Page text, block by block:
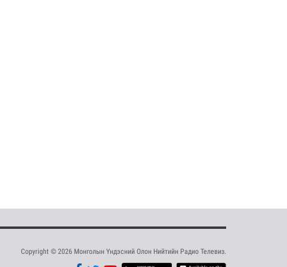
Copyright © 2026 Монголын Үндэсний Олон Нийтийн Радио Телевиз.